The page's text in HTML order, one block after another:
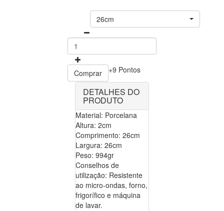
26cm
Comprar +9 Pontos
DETALHES DO
PRODUTO
Material: Porcelana
Altura: 2cm
Comprimento: 26cm
Largura: 26cm
Peso: 994gr
Conselhos de
utilização: Resistente
ao micro-ondas, forno,
frigorífico e máquina
de lavar.